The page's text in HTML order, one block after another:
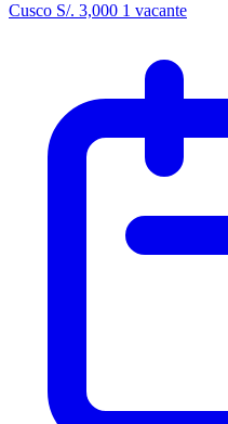
Cusco S/. 3,000 1 vacante